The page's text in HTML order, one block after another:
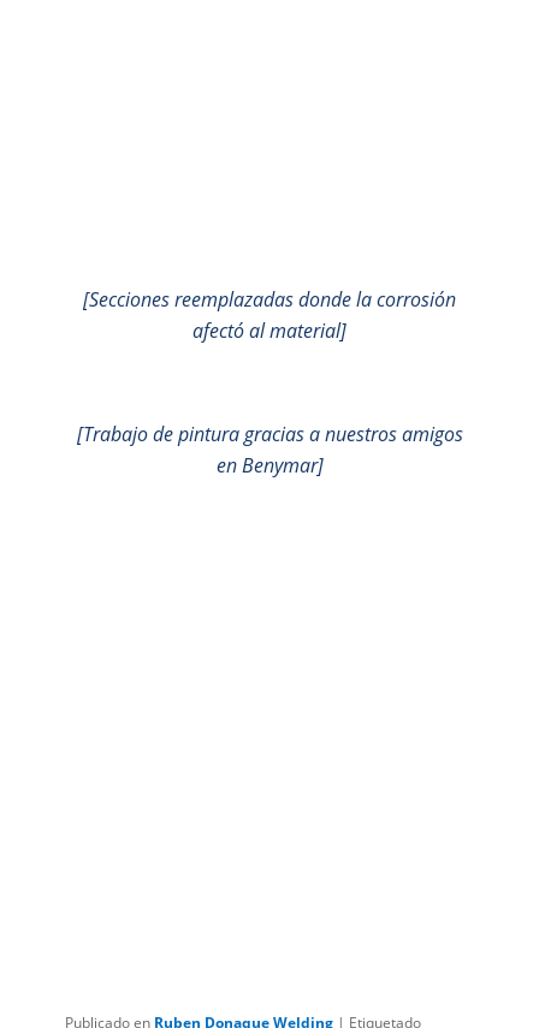
[Secciones reemplazadas donde la corrosión
afectó al material]
[Trabajo de pintura gracias a nuestros amigos
en Benymar]
Publicado en Ruben Donaque Welding | Etiquetado